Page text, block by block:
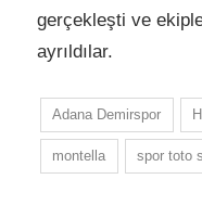
gerçekleşti ve
ayrıldılar.
Adana Demirspor
montella spor toto